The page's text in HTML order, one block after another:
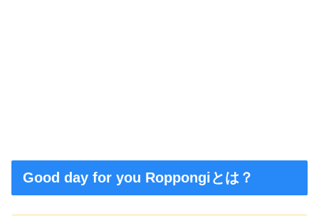
Good day for you Roppongiとは？